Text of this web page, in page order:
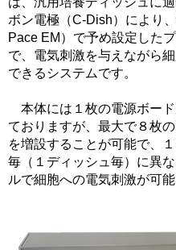
ボン電極（C-Dish）により
Pace EM）で予め設定した
で、電気刺激を与えながら
できるシステムです。
本体には１枚の電源ボー
ておりますが、最大で８枚
を増設することが可能で、
毎（１ディッシュ毎）に異
ルで細胞への電気刺激が可能